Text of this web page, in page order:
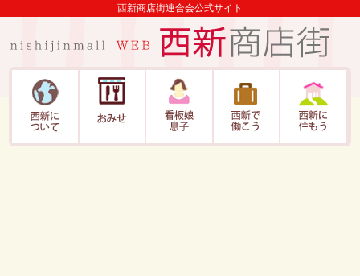
西新商店街連合会公式サイト